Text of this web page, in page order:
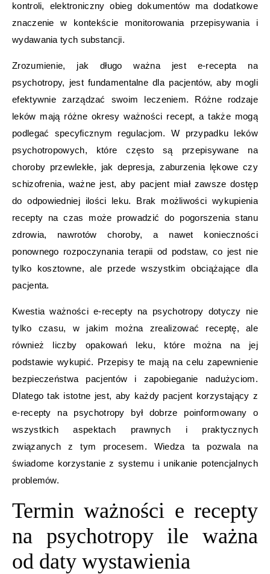
kontroli, elektroniczny obieg dokumentów ma dodatkowe
znaczenie w kontekście monitorowania przepisywania i
wydawania tych substancji.
Zrozumienie, jak długo ważna jest e-recepta na
psychotropy, jest fundamentalne dla pacjentów, aby mogli
efektywnie zarządzać swoim leczeniem. Różne rodzaje
leków mają różne okresy ważności recept, a także mogą
podlegać specyficznym regulacjom. W przypadku leków
psychotropowych, które często są przepisywane na
choroby przewlekłe, jak depresja, zaburzenia lękowe czy
schizofrenia, ważne jest, aby pacjent miał zawsze dostęp
do odpowiedniej ilości leku. Brak możliwości wykupienia
recepty na czas może prowadzić do pogorszenia stanu
zdrowia, nawrotów choroby, a nawet konieczności
ponownego rozpoczynania terapii od podstaw, co jest nie
tylko kosztowne, ale przede wszystkim obciążające dla
pacjenta.
Kwestia ważności e-recepty na psychotropy dotyczy nie
tylko czasu, w jakim można zrealizować receptę, ale
również liczby opakowań leku, które można na jej
podstawie wykupić. Przepisy te mają na celu zapewnienie
bezpieczeństwa pacjentów i zapobieganie nadużyciom.
Dlatego tak istotne jest, aby każdy pacjent korzystający z
e-recepty na psychotropy był dobrze poinformowany o
wszystkich aspektach prawnych i praktycznych
związanych z tym procesem. Wiedza ta pozwala na
świadome korzystanie z systemu i unikanie potencjalnych
problemów.
Termin ważności e recepty
na psychotropy ile ważna
od daty wystawienia